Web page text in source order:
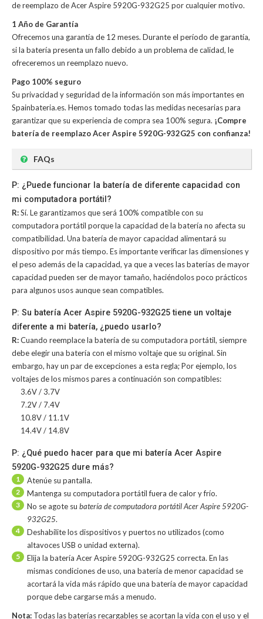
de reemplazo de Acer Aspire 5920G-932G25 por cualquier motivo.
1 Año de Garantía
Ofrecemos una garantía de 12 meses. Durante el período de garantía,
si la batería presenta un fallo debido a un problema de calidad, le
ofreceremos un reemplazo nuevo.
Pago 100% seguro
Su privacidad y seguridad de la información son más importantes en
Spainbateria.es. Hemos tomado todas las medidas necesarias para
garantizar que su experiencia de compra sea 100% segura. ¡Compre
batería de reemplazo Acer Aspire 5920G-932G25 con confianza!
FAQs
P: ¿Puede funcionar la batería de diferente capacidad con
mi computadora portátil?
R:Sí. Le garantizamos que será 100% compatible con su
computadora portátil porque la capacidad de la batería no afecta su
compatibilidad. Una batería de mayor capacidad alimentará su
dispositivo por más tiempo. Es importante verificar las dimensiones y
el peso además de la capacidad, ya que a veces las baterías de mayor
capacidad pueden ser de mayor tamaño, haciéndolos poco prácticos
para algunos usos aunque sean compatibles.
P: Su batería Acer Aspire 5920G-932G25 tiene un voltaje
diferente a mi batería, ¿puedo usarlo?
R:Cuando reemplace la batería de su computadora portátil, siempre
debe elegir una batería con el mismo voltaje que su original. Sin
embargo, hay un par de excepciones a esta regla; Por ejemplo, los
voltajes de los mismos pares a continuación son compatibles:
3.6V / 3.7V
7.2V / 7.4V
10.8V / 11.1V
14.4V / 14.8V
P: ¿Qué puedo hacer para que mi batería Acer Aspire
5920G-932G25 dure más?
1 Atenúe su pantalla.
2 Mantenga su computadora portátil fuera de calor y frío.
3 No se agote su batería de computadora portátil Acer Aspire 5920G-
932G25.
4
Deshabilite los dispositivos y puertos no utilizados (como
altavoces USB o unidad externa).
5
Elija la batería Acer Aspire 5920G-932G25 correcta. En las
mismas condiciones de uso, una batería de menor capacidad se
acortará la vida más rápido que una batería de mayor capacidad
porque debe cargarse más a menudo.
Nota: Todas las baterías recargables se acortan la vida con el uso y el